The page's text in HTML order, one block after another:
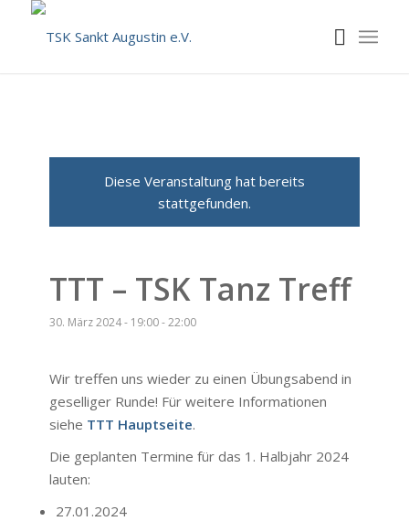
Diese Veranstaltung hat bereits
stattgefunden.
TTT – TSK Tanz Treff
30. März 2024 - 19:00-22:00
Wir treffen uns wieder zu einen Übungsabend in
geselliger Runde! Für weitere Informationen
siehe TTT Hauptseite.
Die geplanten Termine für das 1. Halbjahr 2024
lauten:
27.01.2024